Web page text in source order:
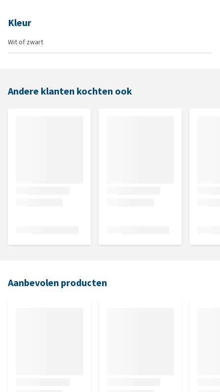
Kleur
Wit of zwart
Andere klanten kochten ook
Aanbevolen producten